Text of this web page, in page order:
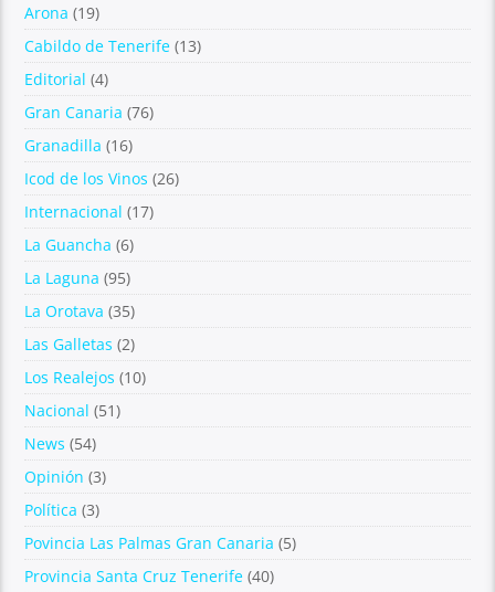
Arona (19)
Cabildo de Tenerife (13)
Editorial (4)
Gran Canaria (76)
Granadilla (16)
Icod de los Vinos (26)
Internacional (17)
La Guancha (6)
La Laguna (95)
La Orotava (35)
Las Galletas (2)
Los Realejos (10)
Nacional (51)
News (54)
Opinión (3)
Política (3)
Povincia Las Palmas Gran Canaria (5)
Provincia Santa Cruz Tenerife (40)